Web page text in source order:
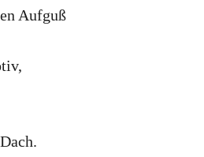
Aufguß